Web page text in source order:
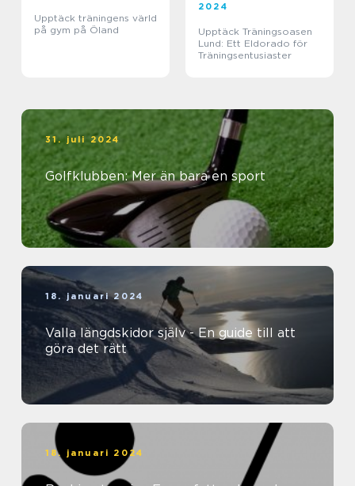
Upptäck träningens värld
på gym på Öland
2024
Upptäck Träningsoasen
Lund: Ett Eldorado för
Träningsentusiaster
31. juli 2024
Golfklubben: Mer än bara en sport
18. januari 2024
Valla längdskidor själv - En guide till att
göra det rätt
18. januari 2024